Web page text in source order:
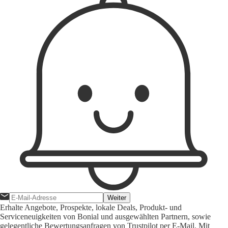
Weiter
Erhalte Angebote, Prospekte, lokale Deals, Produkt- und
Serviceneuigkeiten von Bonial und ausgewählten Partnern, sowie
gelegentliche Bewertungsanfragen von Trustpilot per E-Mail. Mit